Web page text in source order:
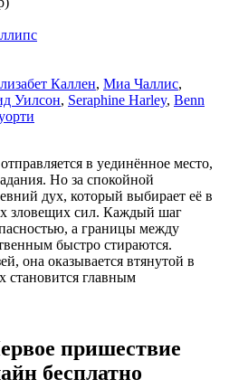
Каллен, Миа Чаллис,
Уилсон, Seraphine Harley, Benn
в уединённое место,
Но за спокойной
дух, который выбирает её в
зловещих сил. Каждый шаг
а границы между
быстро стираются.
она оказывается втянутой в
становится главным
пришествие
бесплатно